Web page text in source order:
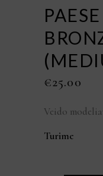
€25.00
Veido
Turime